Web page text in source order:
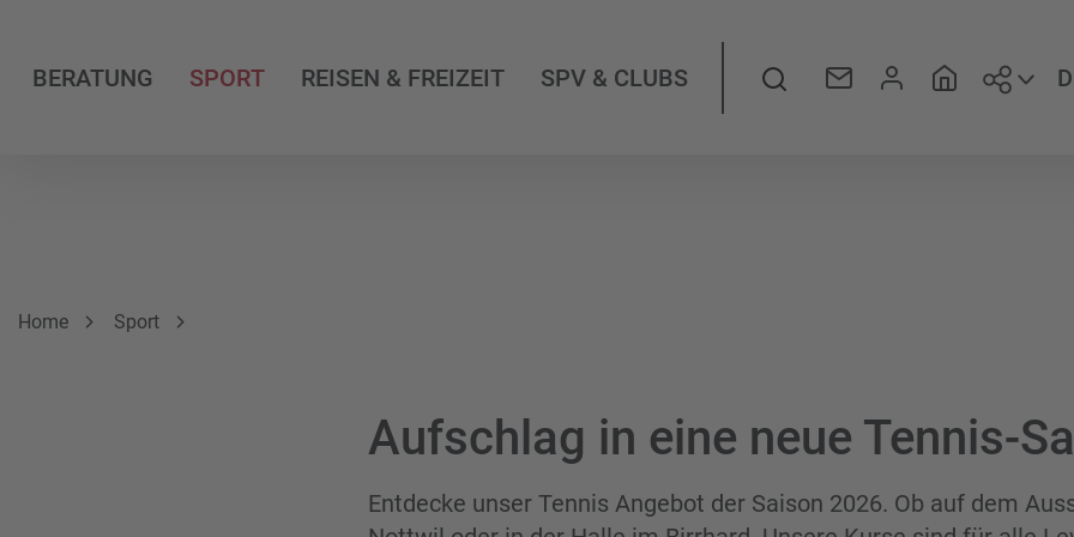
BERATUNG SPORT REISEN & FREIZEIT SPV & CLUBS Suche
Breadcrumbnavigation
Sie befinden sich hier:
Home Sport
Aufschlag in eine neue Tennis-
Entdecke unser Tennis Angebot der Saison 2026. Ob auf dem